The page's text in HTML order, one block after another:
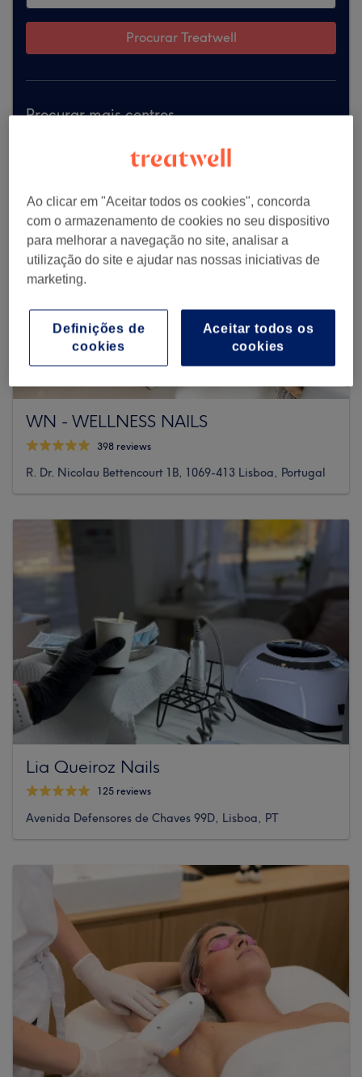
Procurar Treatwell
Procurar mais centros
WN - WELLNESS NAILS
398 reviews
R. Dr. Nicolau Bettencourt 1B, 1069-413 Lisboa, Portugal
Lia Queiroz Nails
125 reviews
Avenida Defensores de Chaves 99D, Lisboa, PT
Ao clicar em "Aceitar todos os cookies", concorda
com o armazenamento de cookies no seu dispositivo
para melhorar a navegação no site, analisar a
utilização do site e ajudar nas nossas iniciativas de
marketing.
Aceitar todos os
cookies
Definições de
cookies